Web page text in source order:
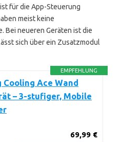
für die App-Steuerung
meist keine
Bei neueren Geräten ist die
sich über ein Zusatzmodul
EMPFEHLUNG
Cooling Ace Wand
– 3-stufiger, Mobile
69,99 €